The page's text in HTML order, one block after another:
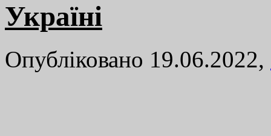
Україні
Опубліковано 19.06.2022,